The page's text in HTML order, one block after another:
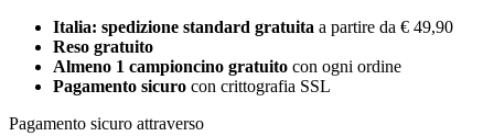
Italia: spedizione standard gratuita a partire da € 49,90
Reso gratuito
Almeno 1 campioncino gratuito con ogni ordine
Pagamento sicuro con crittografia SSL
Pagamento sicuro attraverso